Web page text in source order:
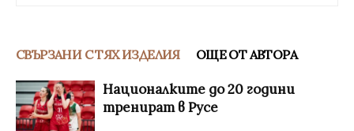
СВЪРЗАНИ С ТЯХ ИЗДЕЛИЯ ОЩЕ ОТ АВТОРА
Националките до 20 години
тренират в Русе